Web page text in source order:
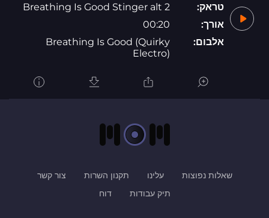
טראק:
Breathing Is Good Stinger alt 2
אורך:
00:20
אלבום:
Breathing Is Good (Quirky
Electro)
שאלות נפוצות עלינו תקנון השרות
צור קשר
תיק עבודות
דוח